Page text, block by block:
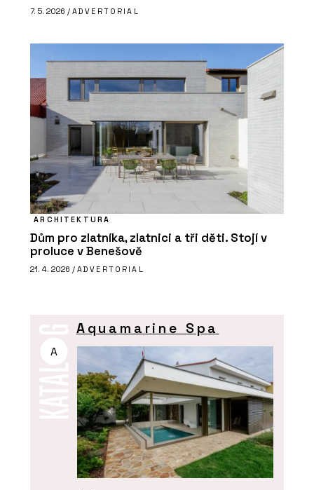
7. 5. 2026 / ADVERTORIAL
ARCHITEKTURA
Dům pro zlatníka, zlatnici a tři děti. Stojí v
proluce v Benešově
21. 4. 2026 / ADVERTORIAL
A
Aquamarine Spa